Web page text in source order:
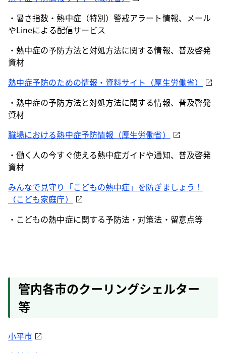
・暑さ指数・熱中症（特別）警戒アラート情報、メール
やLineによる配信サービス
・熱中症の予防方法と対処方法に関する情報、普及啓発
資材
熱中症予防のための情報・資料サイト（厚生労働省）
・熱中症の予防方法と対処方法に関する情報、普及啓発
資材
職場における熱中症予防情報（厚生労働省）
・働く人の今すぐ使える熱中症ガイドや通知、普及啓発
資材
みんなで見守り「こどもの熱中症」を防ぎましょう！
（こども家庭庁）
・こどもの熱中症に関する予防法・対策法・留意点等
管内各市のクーリングシェルター
等
小平市